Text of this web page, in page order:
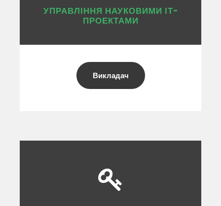
УПРАВЛІННЯ НАУКОВИМИ ІТ-
ПРОЕКТАМИ
Викладач